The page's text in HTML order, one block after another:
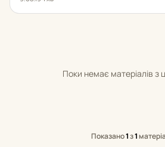
Поки немає матеріалів з
Показано1з1